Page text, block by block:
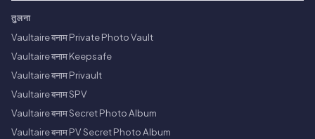
तुलना
Vaultaire बनाम Private Photo Vault
Vaultaire बनाम Keepsafe
Vaultaire बनाम Privault
Vaultaire बनाम SPV
Vaultaire बनाम Secret Photo Album
Vaultaire बनाम PV Secret Photo Album